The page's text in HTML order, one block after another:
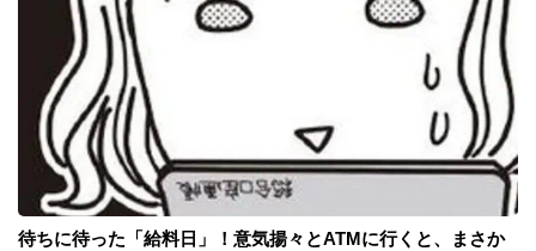
待ちに待った「給料日」！意気揚々とATMに行くと、まさか